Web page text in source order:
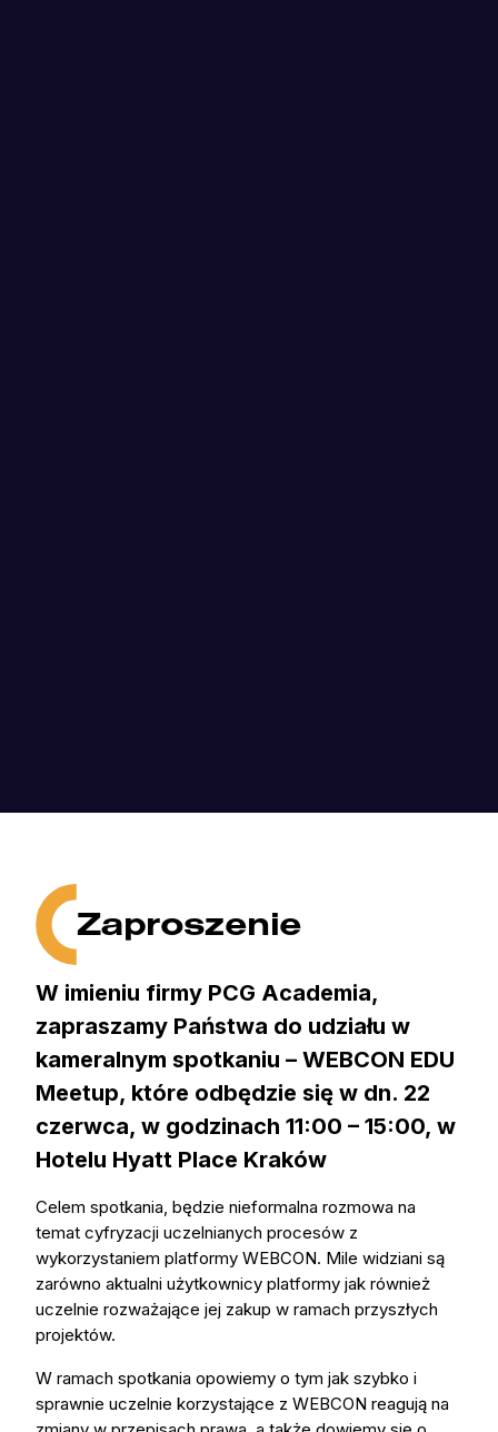
Zaproszenie
W imieniu firmy PCG Academia,
zapraszamy Państwa do udziału w
kameralnym spotkaniu – WEBCON EDU
Meetup, które odbędzie się w dn. 22
czerwca, w godzinach 11:00 – 15:00, w
Hotelu Hyatt Place Kraków
Celem spotkania, będzie nieformalna rozmowa na
temat cyfryzacji uczelnianych procesów z
wykorzystaniem platformy WEBCON. Mile widziani są
zarówno aktualni użytkownicy platformy jak również
uczelnie rozważające jej zakup w ramach przyszłych
projektów.
W ramach spotkania opowiemy o tym jak szybko i
sprawnie uczelnie korzystające z WEBCON reagują na